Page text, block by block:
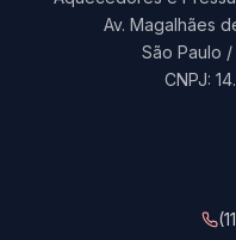
Av. Magalhães
São Paulo /
CNPJ: